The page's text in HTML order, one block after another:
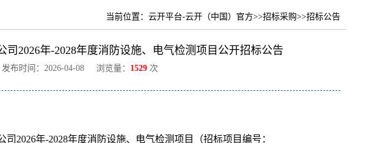
当前位置： 云开平台-云开（中国）官方>>招标采购>>招标公告
司2026年-2028年度消防设施、电气检测项目公开招标公告
发布时间：2026-04-08 浏览量： 1529 次
2026年-2028年度消防设施、电气检测项目（招标项目编号：